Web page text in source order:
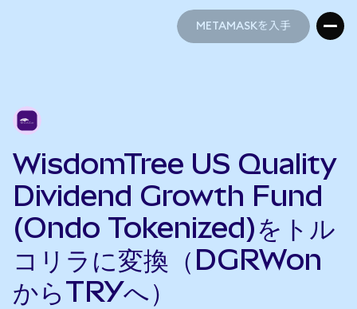
METAMASKを入手
WisdomTree US Quality
Dividend Growth Fund
(Ondo Tokenized)をトル
コリラに変換（DGRWon
からTRYへ）